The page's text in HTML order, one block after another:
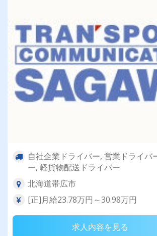
自社企業ドライバー, 営業ドライバ
ー, 軽貨物配送ドライバー
北海道帯広市
[正]月給23.78万円～30.98万円
求人内容を見る